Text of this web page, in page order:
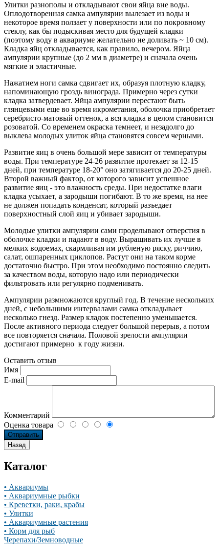
Улитки разнополы и откладывают свои яйца вне воды.
Оплодотворенная самка ампулярии вылезает из воды и
некоторое время ползает у поверхности или по покровному
стеклу, как бы подыскивая место для будущей кладки
(поэтому воду в аквариуме желательно не доливать ~ 10 см).
Кладка яйц откладывается, как правило, вечером. Яйца
ампулярии крупные (до 2 мм в диаметре) и сначала очень
мягкие и эластичные.
Нажатием ноги самка сдвигает их, образуя плотную кладку,
напоминающую гроздь винограда. Примерно через сутки
кладка затвердевает. Яйца ампулярии перестают быть
глянцевыми еще во время икрометания, оболочка приобретает
серебристо-матовый оттенок, а вся кладка в целом становится
розоватой. Со временем окраска темнеет, и незадолго до
выклева молодых улиток яйца становятся совсем черными.
Развитие яиц в очень большой мере зависит от температуры
воды. При температуре 24-26 развитие протекает за 12-15
дней, при температуре 18-20° оно затягивается до 20-25 дней.
Второй важный фактор, от которого зависит успешное
развитие яиц - это влажность среды. При недостатке влаги
кладка усыхает, а зародыши погибают. В то же время, на нее
не должен попадать конденсат, который разъедает
поверхностный слой яиц и убивает зародыши.
Молодые улитки ампулярии сами проделывают отверстия в
оболочке кладки и падают в воду. Выращивать их лучше в
мелких водоемах, скармливая им рубленую ряску, риччию,
салат, ошпаренных циклопов. Растут они на таком корме
достаточно быстро. При этом необходимо постоянно следить
за качеством воды, которую надо или периодически
фильтровать или регулярно подменивать.
Ампулярии размножаются круглый год. В течение нескольких
дней, с небольшими интервалами самка откладывает
несколько гнезд. Размер кладок постепенно уменьшается.
После активного периода следует большой перерыв, а потом
все повторяется сначала. Половой зрелости ампулярии
достигают примерно к году жизни.
Оставить отзыв
Имя
E-mail
Комментарий
Оценка товара
Каталог
• Аквариумы
• Аквариумные рыбки
• Креветки, раки, крабы
• Улитки
• Аквариумные растения
• Корм для рыб
Черепахи/Земноводные